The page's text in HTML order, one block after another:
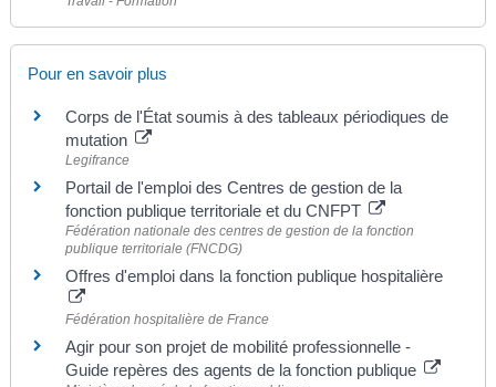
Pour en savoir plus
Corps de l'État soumis à des tableaux périodiques de
mutation
Legifrance
Portail de l'emploi des Centres de gestion de la
fonction publique territoriale et du CNFPT
Fédération nationale des centres de gestion de la fonction
publique territoriale (FNCDG)
Offres d'emploi dans la fonction publique hospitalière
Fédération hospitalière de France
Agir pour son projet de mobilité professionnelle -
Guide repères des agents de la fonction publique